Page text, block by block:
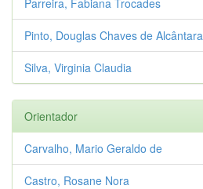
Pinto, Douglas Chaves de Alcântara
Silva, Virginia Claudia
Orientador
Carvalho, Mario Geraldo de
Castro, Rosane Nora